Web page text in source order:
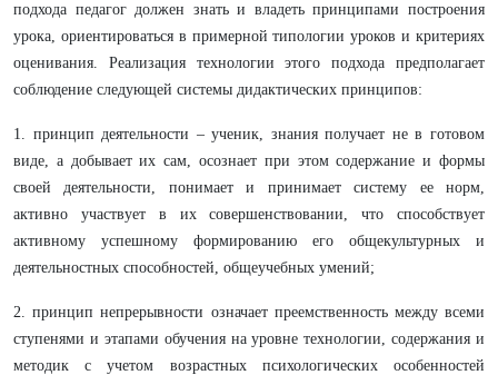
подхода педагог должен знать и владеть принципами построения
урока, ориентироваться в примерной типологии уроков и критериях
оценивания. Реализация технологии этого подхода предполагает
соблюдение следующей системы дидактических принципов:
1. принцип деятельности – ученик, знания получает не в готовом
виде, а добывает их сам, осознает при этом содержание и формы
своей деятельности, понимает и принимает систему ее норм,
активно участвует в их совершенствовании, что способствует
активному успешному формированию его общекультурных и
деятельностных способностей, общеучебных умений;
2. принцип непрерывности означает преемственность между всеми
ступенями и этапами обучения на уровне технологии, содержания и
методик с учетом возрастных психологических особенностей